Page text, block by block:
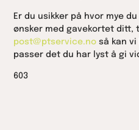
Er du usikker på hvor mye
ønsker med gavekortet ditt,
post@ptservice.no så kan
passer det du har lyst å gi
603